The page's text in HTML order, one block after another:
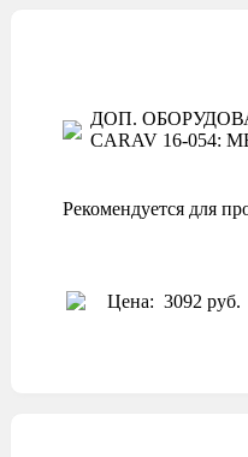
ДОП.
CARAV 16-054:
Рекомендуется для
Цена: 3092 руб.